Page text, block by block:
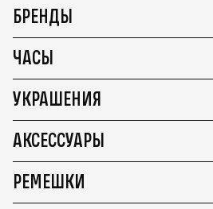
БРЕНДЫ
ЧАСЫ
УКРАШЕНИЯ
АКСЕССУАРЫ
РЕМЕШКИ